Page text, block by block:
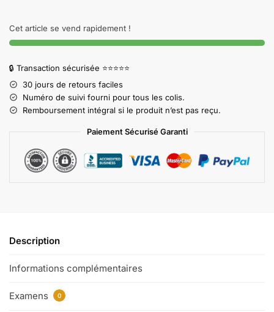
Cet article se vend rapidement !
🔒 Transaction sécurisée ⭐⭐⭐⭐⭐
30 jours de retours faciles
Numéro de suivi fourni pour tous les colis.
Remboursement intégral si le produit n’est pas reçu.
Paiement Sécurisé Garanti
Description
Informations complémentaires
Examens 0